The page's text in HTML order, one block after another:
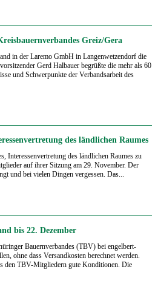
Greiz/Gera
in der Laremo GmbH in Langenwetzendorf die
Gerd Halbauer begrüßte die mehr als 60
und Schwerpunkte der Verbandsarbeit des
des ländlichen Raumes
Interessenvertretung des ländlichen Raumes zu
auf ihrer Sitzung am 29. November. Der
und bei vielen Dingen vergessen. Das...
bis 22. Dezember
Bauernverbandes (TBV) bei engelbert-
ohne dass Versandkosten berechnet werden.
den TBV-Mitgliedern gute Konditionen. Die